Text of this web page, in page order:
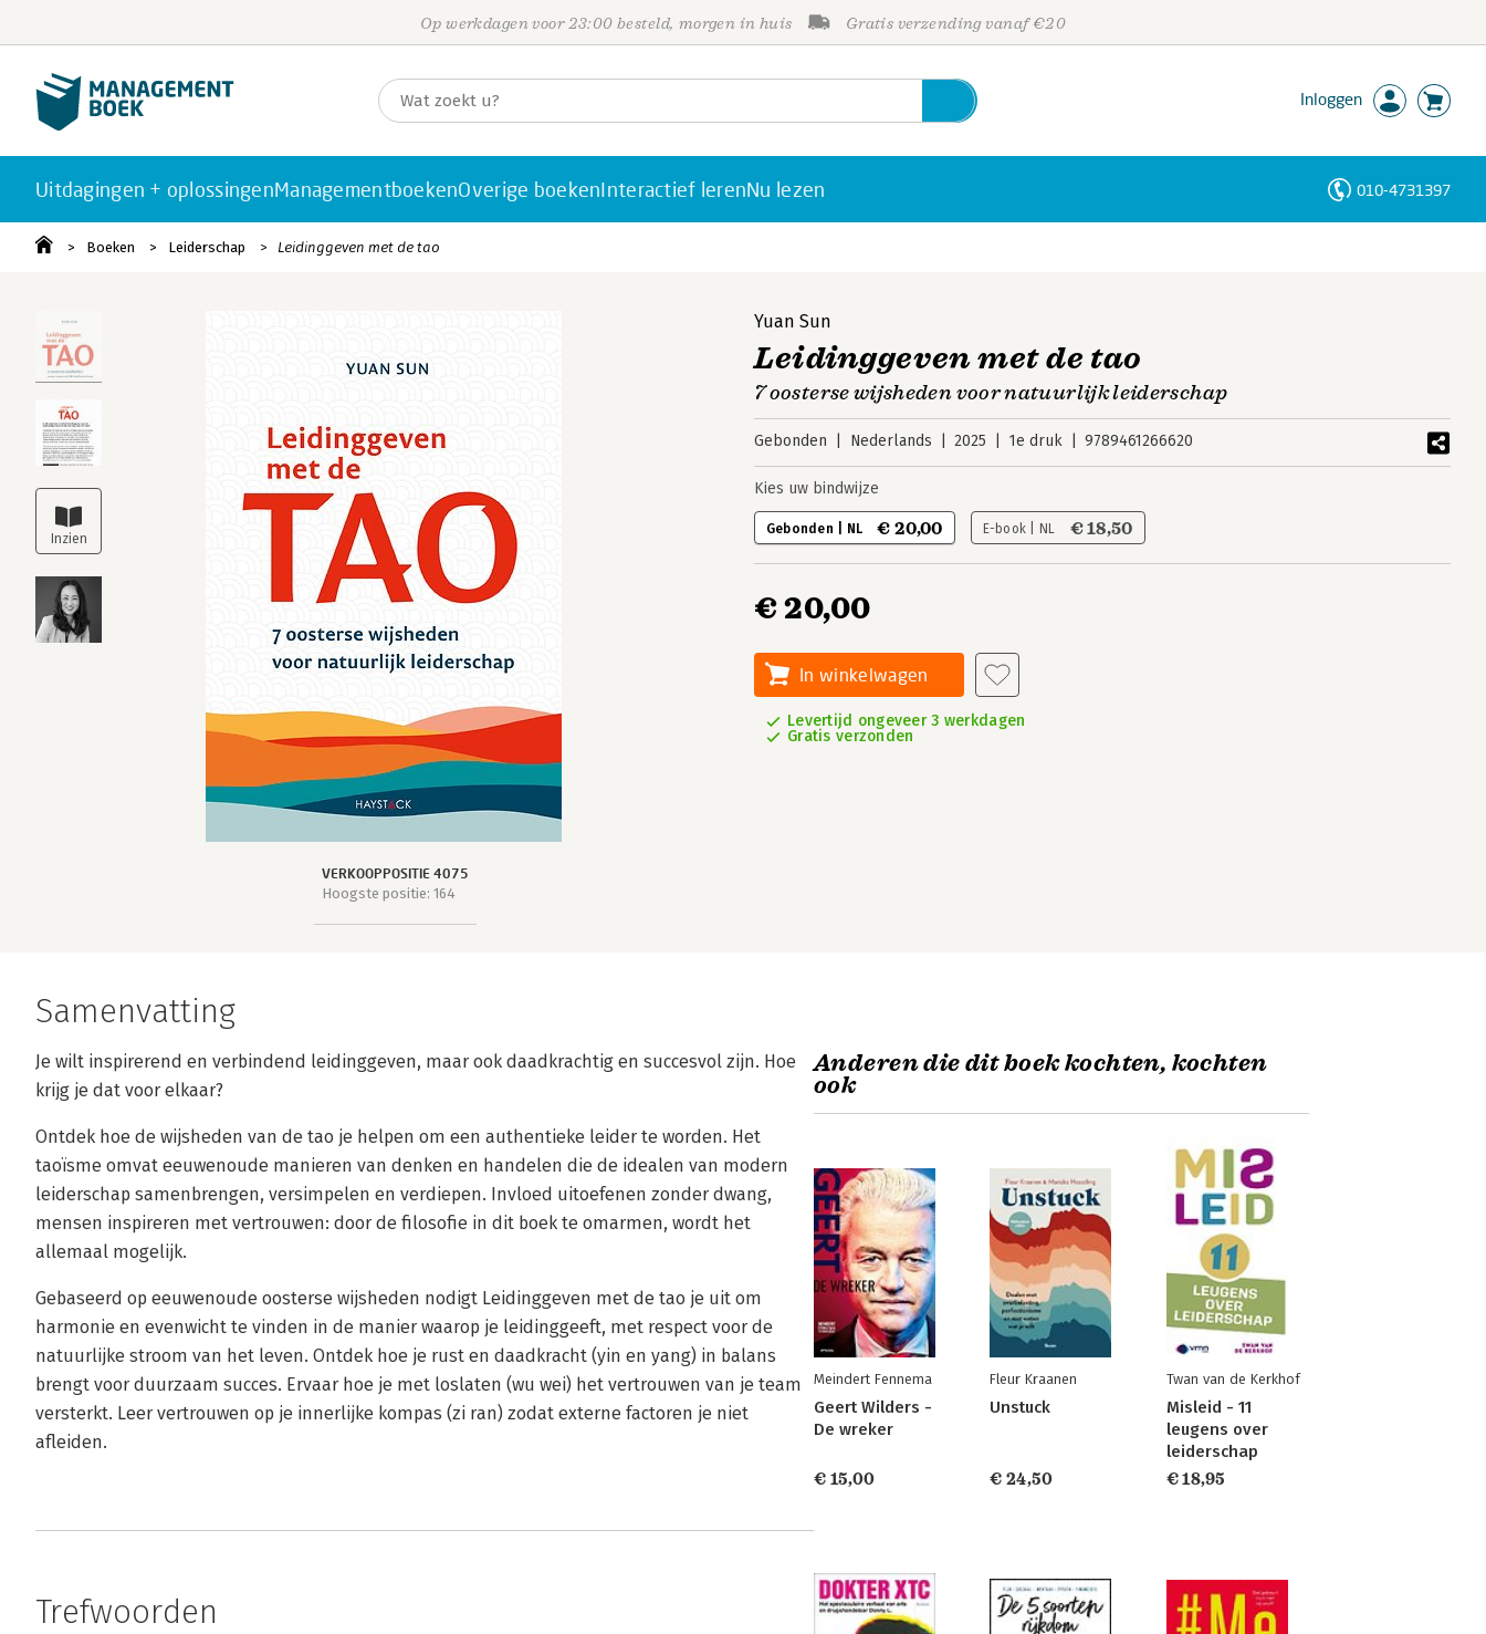
Op werkdagen voor 23:00 besteld, morgen in huis Gratis verzending vanaf €20
Inloggen
Uitdagingen + oplossingenManagementboekenOverige boekenInteractief lerenNu lezen 010-4731397
Boeken Leiderschap Leidinggeven met de tao
VERKOOPPOSITIE 4075
Hoogste positie: 164
Yuan Sun
Leidinggeven met de tao
7 oosterse wijsheden voor natuurlijk leiderschap
Gebonden Nederlands 2025 1e druk 9789461266620
Kies uw bindwijze
Gebonden | NL € 20,00 E-book | NL € 18,50
€ 20,00
In winkelwagen
Levertijd ongeveer 3 werkdagen
Gratis verzonden
Samenvatting
Je wilt inspirerend en verbindend leidinggeven, maar ook daadkrachtig en succesvol zijn. Hoe
krijg je dat voor elkaar?
Ontdek hoe de wijsheden van de tao je helpen om een authentieke leider te worden. Het
taoïsme omvat eeuwenoude manieren van denken en handelen die de idealen van modern
leiderschap samenbrengen, versimpelen en verdiepen. Invloed uitoefenen zonder dwang,
mensen inspireren met vertrouwen: door de filosofie in dit boek te omarmen, wordt het
allemaal mogelijk.
Gebaseerd op eeuwenoude oosterse wijsheden nodigt Leidinggeven met de tao je uit om
harmonie en evenwicht te vinden in de manier waarop je leidinggeeft, met respect voor de
natuurlijke stroom van het leven. Ontdek hoe je rust en daadkracht (yin en yang) in balans
brengt voor duurzaam succes. Ervaar hoe je met loslaten (wu wei) het vertrouwen van je team
versterkt. Leer vertrouwen op je innerlijke kompas (zi ran) zodat externe factoren je niet
afleiden.
Trefwoorden
Anderen die dit boek kochten, kochten
ook
Meindert Fennema
Geert Wilders -
De wreker
€ 15,00
Fleur Kraanen
Unstuck
€ 24,50
Twan van de Kerkhof
Misleid - 11
leugens over
leiderschap
€ 18,95
Personen